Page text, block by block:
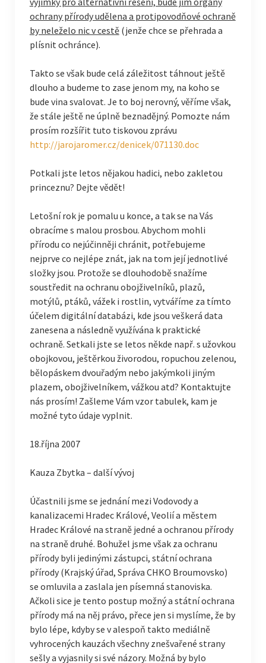
ochrany přírody udělena a protipovodňové ochraně
by neleželo nic v cestě(jenže chce se přehrada a
plísnit ochránce).
Takto se však bude celá záležitost táhnout ještě
dlouho a budeme to zase jenom my, na koho se
bude vina svalovat. Je to boj nerovný, věříme však,
že stále ještě ne úplně beznadějný. Pomozte nám
prosím rozšířit tuto tiskovou zprávu
http://jarojaromer.cz/denicek/071130.doc
Potkali jste letos nějakou hadici, nebo zakletou
princeznu? Dejte vědět!
Letošní rok je pomalu u konce, a tak se na Vás
obracíme s malou prosbou. Abychom mohli
přírodu co nejúčinněji chránit, potřebujeme
nejprve co nejlépe znát, jak na tom její jednotlivé
složky jsou. Protože se dlouhodobě snažíme
soustředit na ochranu obojživelníků, plazů,
motýlů, ptáků, vážek i rostlin, vytváříme za tímto
účelem digitální databázi, kde jsou veškerá data
zanesena a následně využívána k praktické
ochraně. Setkali jste se letos někde např. s užovkou
obojkovou, ještěrkou živorodou, ropuchou zelenou,
bělopáskem dvouřadým nebo jakýmkoli jiným
plazem, obojživelníkem, vážkou atd? Kontaktujte
nás prosím! Zašleme Vám vzor tabulek, kam je
možné tyto údaje vyplnit.
18.října 2007
Kauza Zbytka – další vývoj
Účastnili jsme se jednání mezi Vodovody a
kanalizacemi Hradec Králové, Veolií a městem
Hradec Králové na straně jedné a ochranou přírody
na straně druhé. Bohužel jsme však za ochranu
přírody byli jedinými zástupci, státní ochrana
přírody (Krajský úřad, Správa CHKO Broumovsko)
se omluvila a zaslala jen písemná stanoviska.
Ačkoli sice je tento postup možný a státní ochrana
přírody má na něj právo, přece jen si myslíme, že by
bylo lépe, kdyby se v alespoň takto mediálně
vyhrocených kauzách všechny znešvařené strany
sešly a vyjasnily si své názory. Možná by bylo